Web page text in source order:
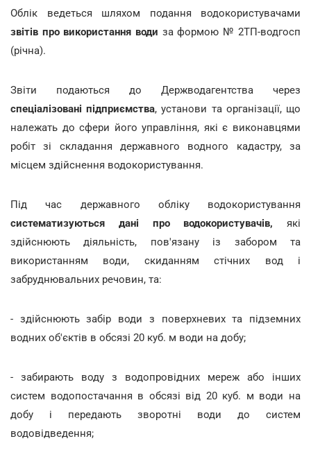
Облік ведеться шляхом подання водокористувачами
звітів про використання води за формою № 2ТП-водгосп
(річна).
Звіти подаються до Держводагентства через
спеціалізовані підприємства, установи та організації, що
належать до сфери його управління, які є виконавцями
робіт зі складання державного водного кадастру, за
місцем здійснення водокористування.
Під час державного обліку водокористування
систематизуються дані про водокористувачів, які
здійснюють діяльність, пов'язану із забором та
використанням води, скиданням стічних вод і
забруднювальних речовин, та:
- здійснюють забір води з поверхневих та підземних
водних об'єктів в обсязі 20 куб. м води на добу;
- забирають воду з водопровідних мереж або інших
систем водопостачання в обсязі від 20 куб. м води на
добу і передають зворотні води до систем
водовідведення;